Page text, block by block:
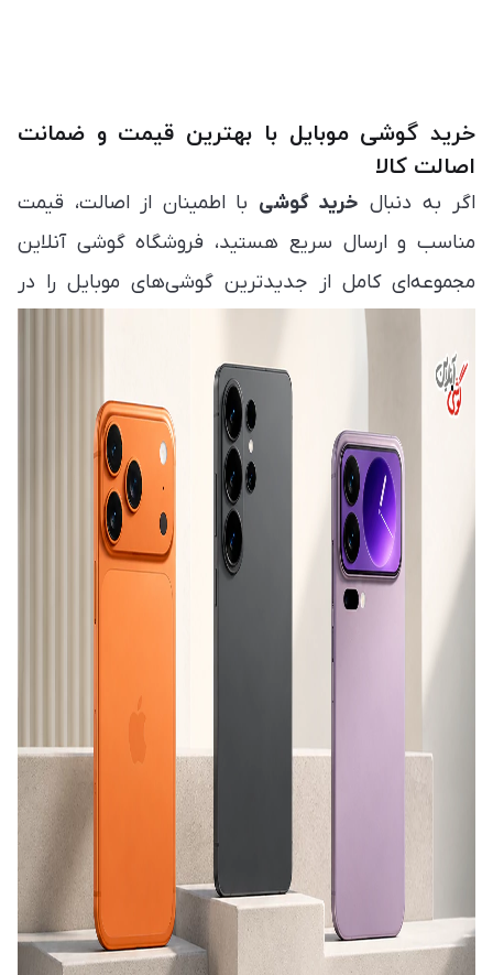
خرید گوشی موبایل با بهترین قیمت و ضمانت
اصالت کالا
اگر به دنبال خرید گوشی با اطمینان از اصالت، قیمت
مناسب و ارسال سریع هستید، فروشگاه گوشی آنلاین
مجموعه‌ای کامل از جدیدترین گوشی‌های موبایل را در
اختیار شما قرار می‌دهد. در این صفحه می‌توانید انواع
مدل‌های روز بازار را مشاهده، مقایسه و متناسب با بودجه
و نیاز خود انتخاب کنید. هدف ما فراهم کردن تجربه‌ای
ساده، مطمئن و سریع برای خرید گوشی موبایل
بدون نیاز به مراجعه حضوری، بهترین انتخاب را داشته